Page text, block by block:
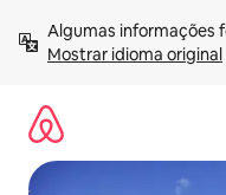
para
Mostrar idioma original